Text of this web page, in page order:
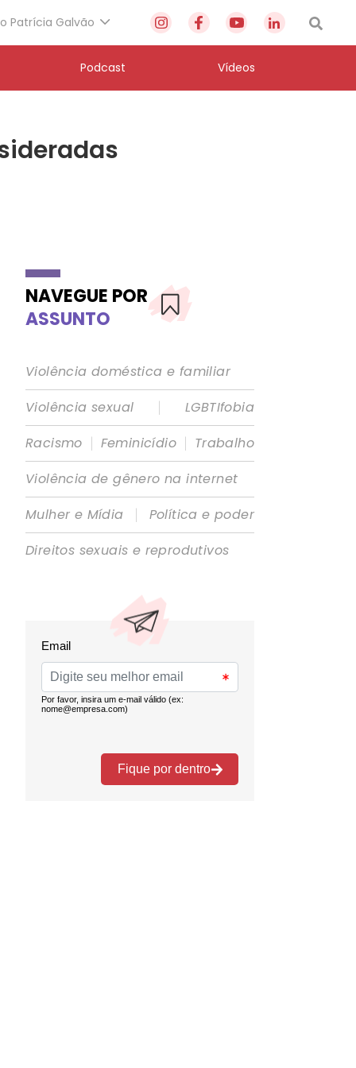
Patrícia Galvão
Podcast Vídeos
NAVEGUE POR
ASSUNTO
Violência doméstica e familiar
Violência sexual
|
LGBTIfobia
Racismo | Feminicídio | Trabalho
Violência de gênero na internet
Mulher e Mídia
|
Política e poder
Direitos sexuais e reprodutivos